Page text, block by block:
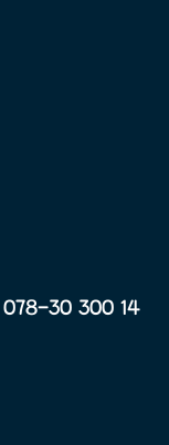
078-30 300 14